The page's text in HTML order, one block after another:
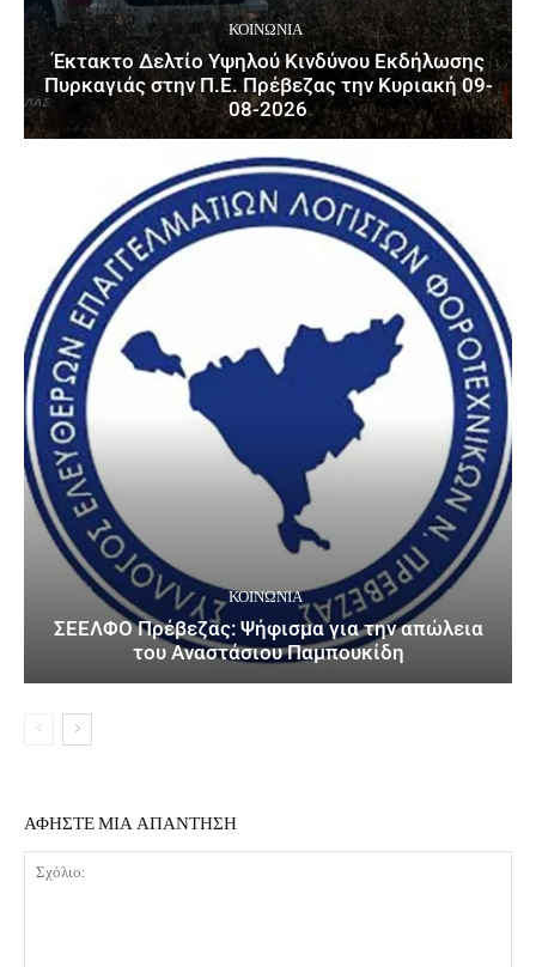
ΚΟΙΝΩΝΙΑ
Έκτακτο Δελτίο Υψηλού Κινδύνου Εκδήλωσης
Πυρκαγιάς στην Π.Ε. Πρέβεζας την Κυριακή 09-
08-2026
ΚΟΙΝΩΝΙΑ
ΣΕΕΛΦΟ Πρέβεζας: Ψήφισμα για την απώλεια
του Αναστάσιου Παμπουκίδη
ΑΦΗΣΤΕ ΜΙΑ ΑΠΑΝΤΗΣΗ